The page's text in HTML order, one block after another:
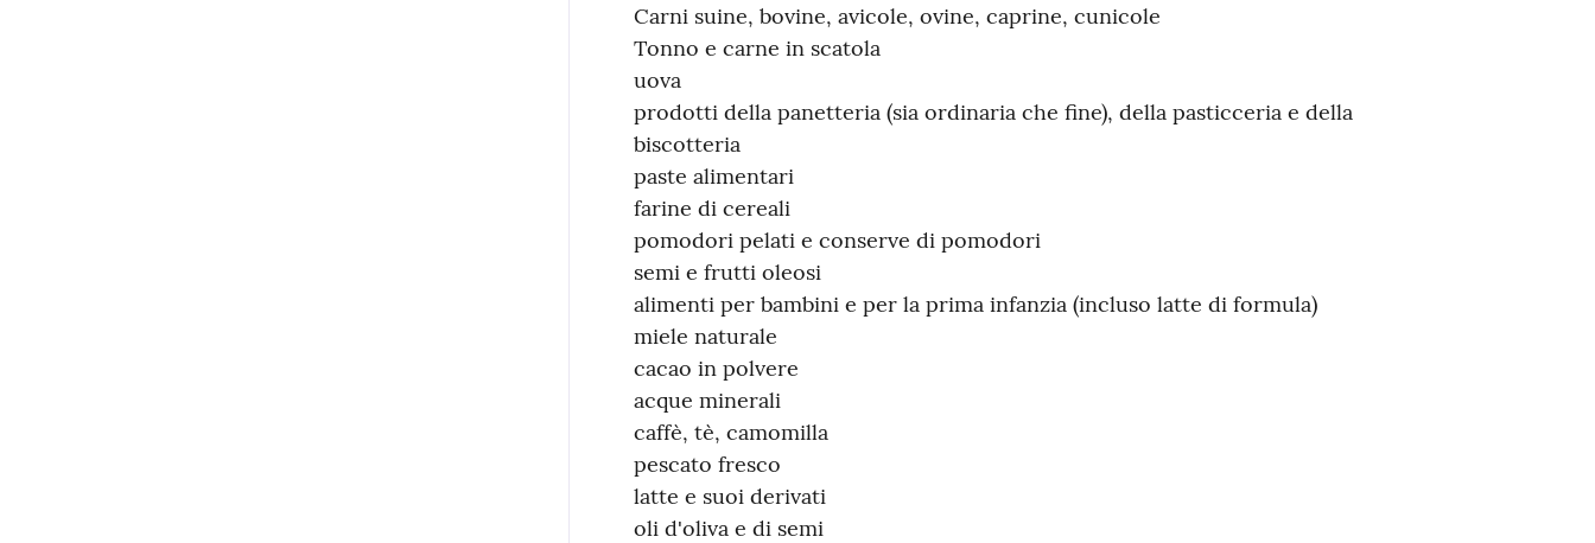
Carni suine, bovine, avicole, ovine, caprine, cunicole
Tonno e carne in scatola
uova
prodotti della panetteria (sia ordinaria che fine), della pasticceria e della
biscotteria
paste alimentari
farine di cereali
pomodori pelati e conserve di pomodori
semi e frutti oleosi
alimenti per bambini e per la prima infanzia (incluso latte di formula)
miele naturale
cacao in polvere
acque minerali
caffè, tè, camomilla
pescato fresco
latte e suoi derivati
oli d'oliva e di semi